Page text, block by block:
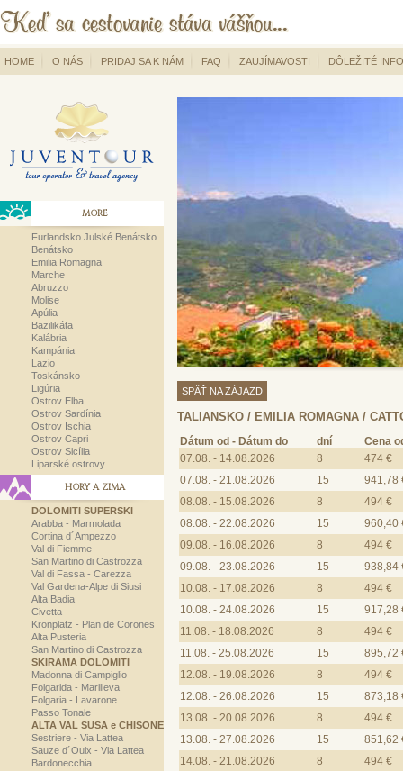
HOME O NÁS PRIDAJ SA K NÁM FAQ ZAUJÍMAVOSTI DÔLEŽITÉ
MORE
Furlandsko Julské Benátsko
Benátsko
Emilia Romagna
Marche
Abruzzo
Molise
Apúlia
Bazilikáta
Kalábria
Kampánia
Lazio
Toskánsko
Ligúria
Ostrov Elba
Ostrov Sardínia
Ostrov Ischia
Ostrov Capri
Ostrov Sicília
Liparské ostrovy
HORY A ZIMA
DOLOMITI SUPERSKI
Arabba - Marmolada
Cortina d´Ampezzo
Val di Fiemme
San Martino di Castrozza
Val di Fassa - Carezza
Val Gardena-Alpe di Siusi
Alta Badia
Civetta
Kronplatz - Plan de Corones
Alta Pusteria
San Martino di Castrozza
SKIRAMA DOLOMITI
Madonna di Campiglio
Folgarida - Marilleva
Folgaria - Lavarone
Passo Tonale
ALTA VAL SUSA e CHISONE
Sestriere - Via Lattea
Sauze d´Oulx - Via Lattea
Bardonecchia
SPÄŤ NA ZÁJAZD
TALIANSKO / EMILIA ROMAGNA /
Dátum od - Dátum do dní
Cena
07.08. - 14.08.2026
8
474 €
07.08. - 21.08.2026
15
941,78
08.08. - 15.08.2026
8
494 €
08.08. - 22.08.2026
15
960,40
09.08. - 16.08.2026
8
494 €
09.08. - 23.08.2026
15
938,84
10.08. - 17.08.2026
8
494 €
10.08. - 24.08.2026
15
917,28
11.08. - 18.08.2026
8
494 €
11.08. - 25.08.2026
15
895,72
12.08. - 19.08.2026
8
494 €
12.08. - 26.08.2026
15
873,18
13.08. - 20.08.2026
8
494 €
13.08. - 27.08.2026
15
851,62
14.08. - 21.08.2026
8
494 €